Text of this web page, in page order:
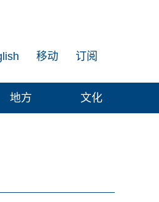
订阅
移动
地方 文化